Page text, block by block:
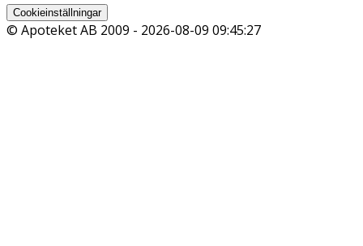
Cookieinställningar
© Apoteket AB 2009 - 2026-08-09 09:45:27